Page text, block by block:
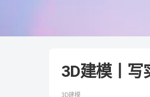
3D建模丨写
3D建模